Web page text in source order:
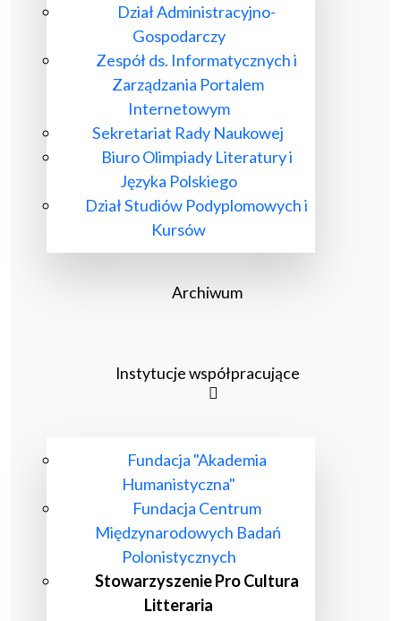
Dział Administracyjno-
Gospodarczy
Zespół ds. Informatycznych i
Zarządzania Portalem
Internetowym
Sekretariat Rady Naukowej
Biuro Olimpiady Literatury i
Języka Polskiego
Dział Studiów Podyplomowych i
Kursów
Archiwum
Instytucje współpracujące
Fundacja "Akademia
Humanistyczna"
Fundacja Centrum
Międzynarodowych Badań
Polonistycznych
Stowarzyszenie Pro Cultura
Litteraria